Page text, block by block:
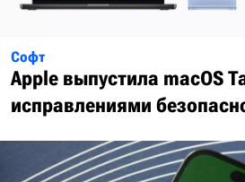
Софт
Apple выпустила macOS
исправлениями